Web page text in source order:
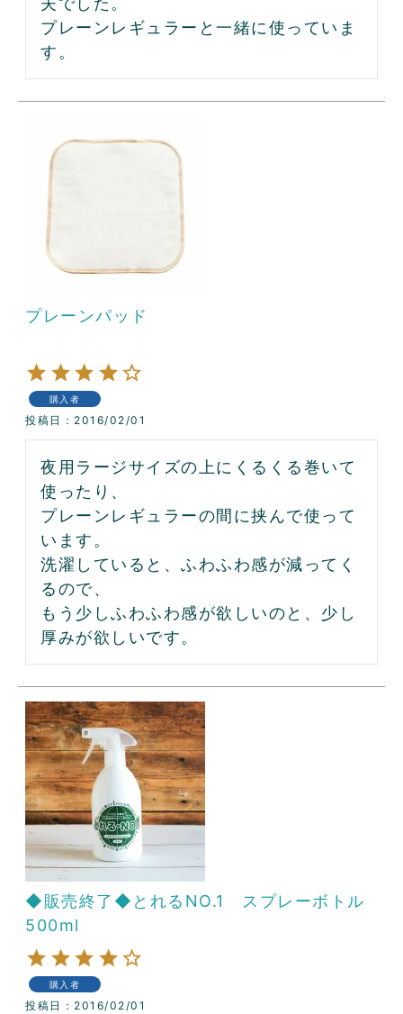
プレーンレギュラーと一緒に使っていま
す。
プレーンパッド
購入者
投稿日 2016/02/01
夜用ラージサイズの上にくるくる巻いて
使ったり、
プレーンレギュラーの間に挟んで使って
います。
洗濯していると、ふわふわ感が減ってく
るので、
もう少しふわふわ感が欲しいのと、少し
厚みが欲しいです。
◆販売終了◆とれるNO.1 スプレーボトル
500ml
購入者
投稿日 2016/02/01